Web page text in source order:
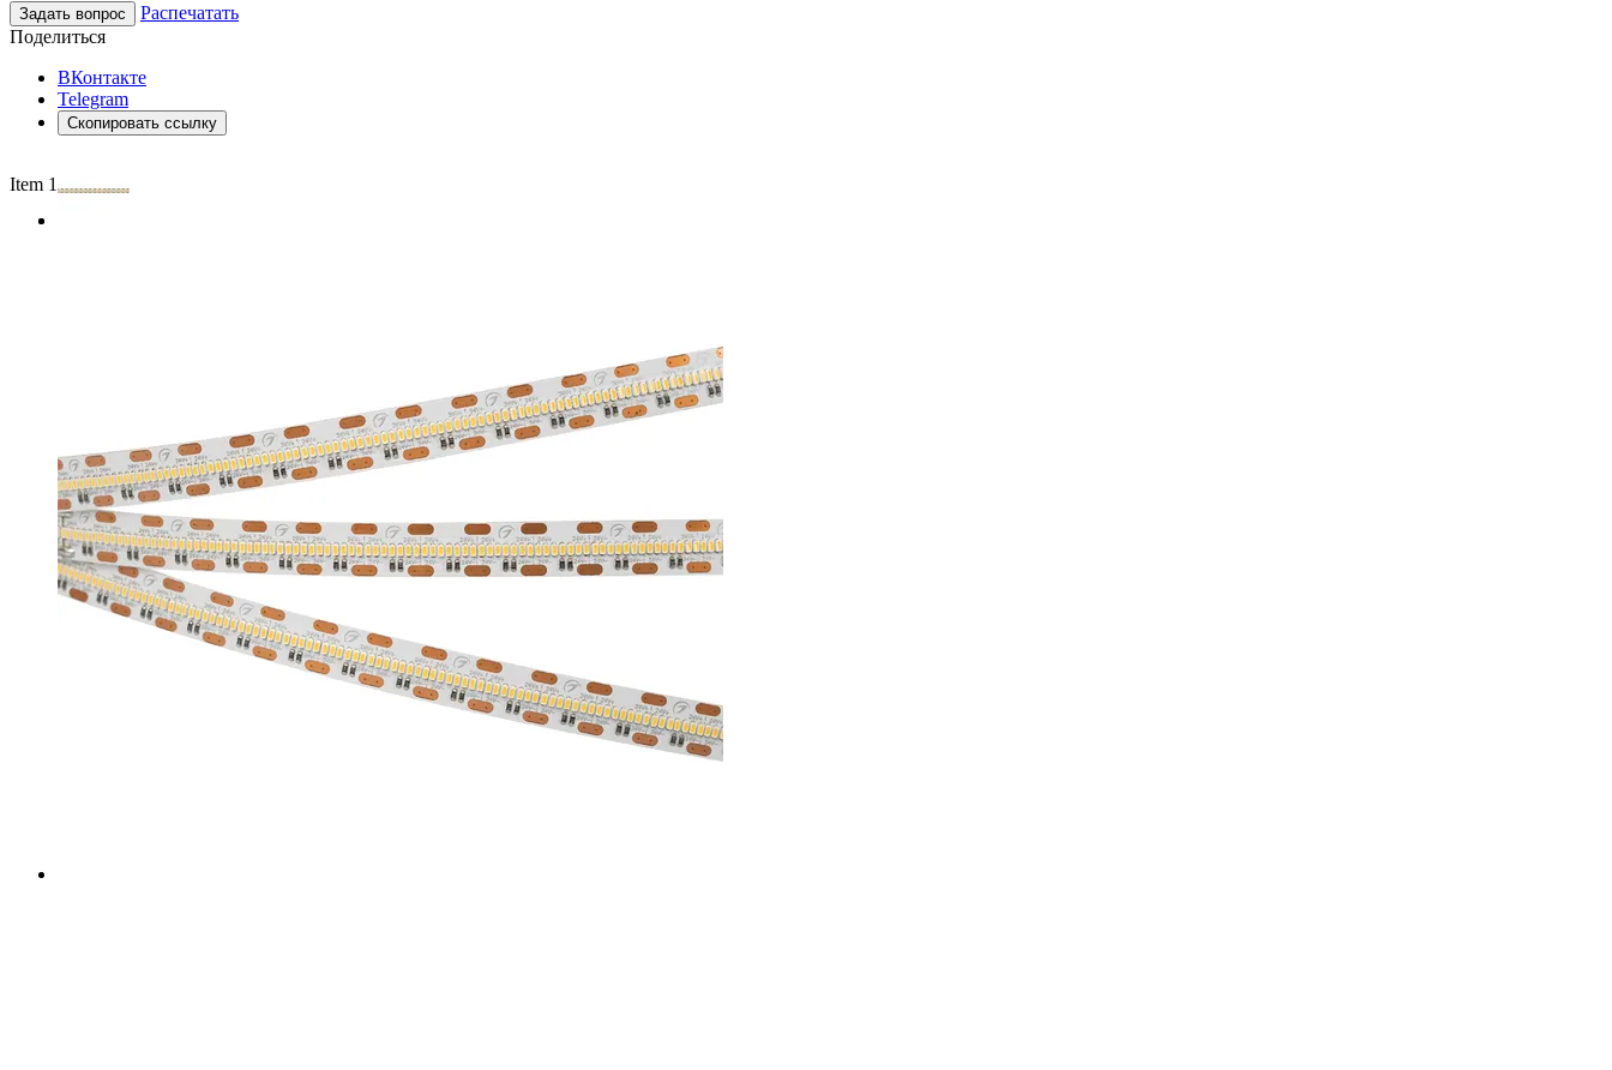
Задать вопрос
Распечатать
Поделиться
ВКонтакте
Telegram
Скопировать ссылку
Item 1 of 2